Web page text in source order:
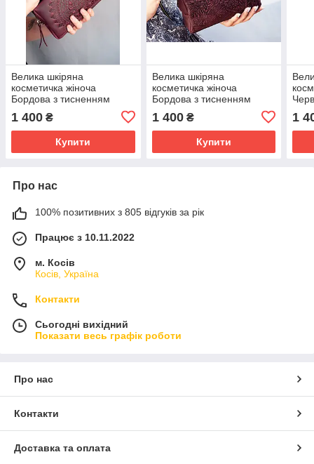
Велика шкіряна
косметичка жіноча
Бордова з тисненням
1 400 ₴
Купити
Велика шкіряна
косметичка жіноча
Бордова з тисненням
1 400₴
Купити
1
Про нас
100% позитивних з 805 відгуків за рік
Працює з 10.11.2022
м. Косів
Косів, Україна
Контакти
Сьогодні вихідний
Показати весь графік роботи
Про нас
Контакти
Доставка та оплата